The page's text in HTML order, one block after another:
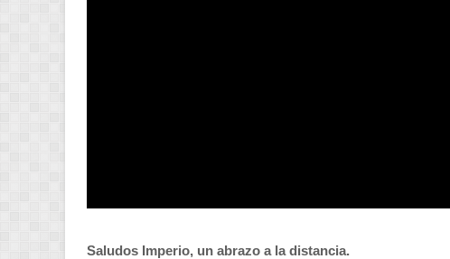
Saludos Imperio, un abrazo a la distancia.